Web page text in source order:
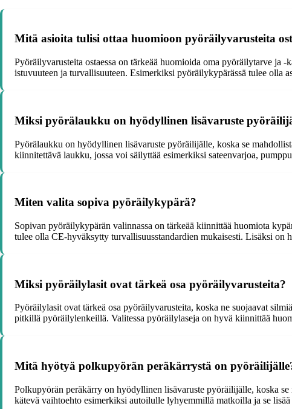
Mitä asioita tulisi ottaa huomioon pyöräilyvarusteita
Pyöräilyvarusteita ostaessa on tärkeää huomioida oma pyöräilytarve ja
istuvuuteen ja turvallisuuteen. Esimerkiksi pyöräilykypärässä tulee olla
Miksi pyörälaukku on hyödyllinen lisävaruste
Pyörälaukku on hyödyllinen lisävaruste pyöräilijälle, koska se
kiinnitettävä laukku, jossa voi säilyttää esimerkiksi sateenvarjoa,
Miten valita sopiva pyöräilykypärä?
Sopivan pyöräilykypärän valinnassa on tärkeää kiinnittää huomiota
tulee olla CE-hyväksytty turvallisuusstandardien mukaisesti. Lisäksi on
Miksi pyöräilylasit ovat tärkeä osa pyöräilyvarusteita?
Pyöräilylasit ovat tärkeä osa pyöräilyvarusteita, koska ne suojaavat
pitkillä pyöräilylenkeillä. Valitessa pyöräilylaseja on hyvä kiinnittää
Mitä hyötyä polkupyörän peräkärrystä on
Polkupyörän peräkärry on hyödyllinen lisävaruste pyöräilijälle, koska
kätevä vaihtoehto esimerkiksi autoilulle lyhyemmillä matkoilla ja se